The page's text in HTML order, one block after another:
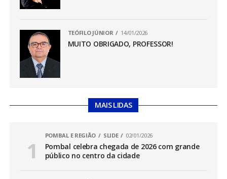
TEÓFILO JÚNIOR 14/01/2026
MUITO OBRIGADO, PROFESSOR!
MAIS LIDAS
POMBAL E REGIÃO SLIDE 02/01/2026
Pombal celebra chegada de 2026 com grande
público no centro da cidade